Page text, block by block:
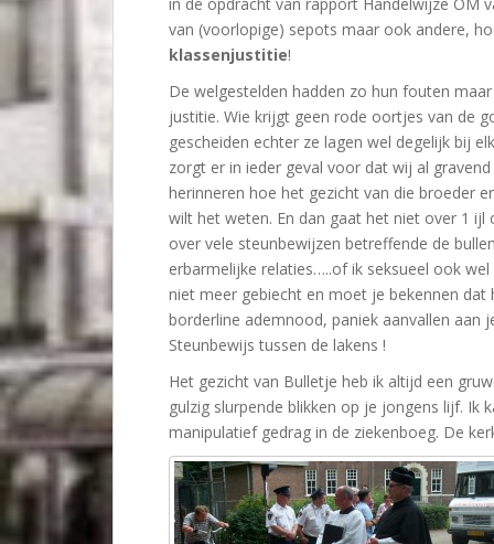
van (voorlopige) sepots maar ook andere,
klassenjustitie!
De welgestelden hadden zo hun fouten
justitie. Wie krijgt geen rode oortjes van de
gescheiden echter ze lagen wel degelijk bij
zorgt er in ieder geval voor dat wij al
herinneren hoe het gezicht van die broeder
wilt het weten. En dan gaat het niet over 1
over vele steunbewijzen betreffende de
erbarmelijke relaties…..of ik seksueel ook
niet meer gebiecht en moet je bekennen
borderline ademnood, paniek aanvallen aan
Steunbewijs tussen de lakens !
Het gezicht van Bulletje heb ik altijd een
gulzig slurpende blikken op je jongens lijf. Ik
manipulatief gedrag in de ziekenboeg. De